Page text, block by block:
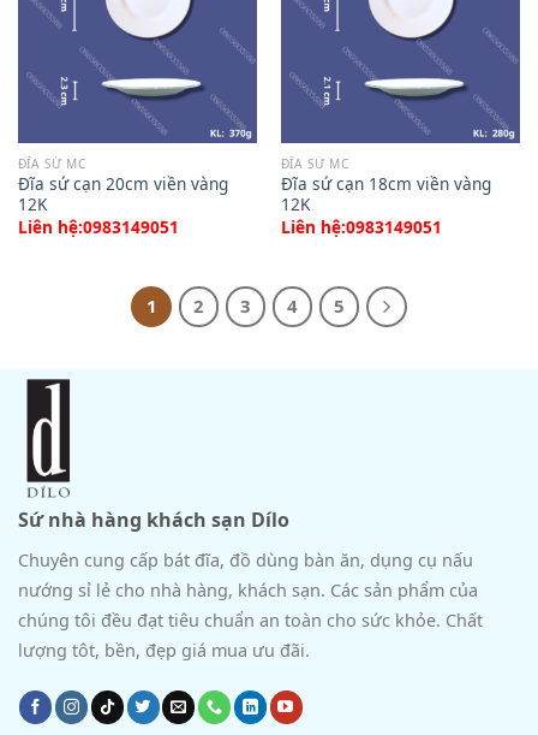
ĐĨA SỨ MC
Đĩa sứ cạn 20cm viền vàng
12K
Liên hệ:0983149051
ĐĨA SỨ MC
Đĩa sứ cạn 18cm viền vàng
12K
Liên hệ:0983149051
1 2 3 4 5
Sứ nhà hàng khách sạn Dílo
Chuyên cung cấp bát đĩa, đồ dùng bàn ăn, dụng cụ nấu
nướng sỉ lẻ cho nhà hàng, khách sạn. Các sản phẩm của
chúng tôi đều đạt tiêu chuẩn an toàn cho sức khỏe. Chất
lượng tôt, bền, đẹp giá mua ưu đãi.